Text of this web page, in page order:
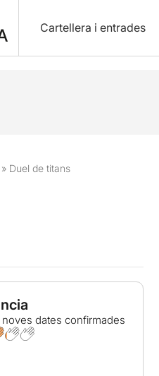
Cartellera i entrades
» Duel de titans
noves dates confirmades